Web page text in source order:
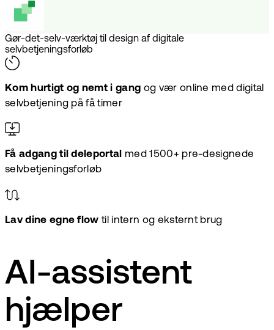
Gør-det-selv-værktøj til design af digitale
selvbetjeningsforløb
Kom hurtigt og nemt i gang og vær online med digital
selvbetjening på få timer
Få adgang til deleportal med 1500+ pre-designede
selvbetjeningsforløb
Lav dine egne flowtil intern og eksternt brug
AI-assistent
hjælper